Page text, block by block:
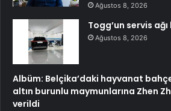
Ağustos 8, 2026
Togg’un servis
Ağustos 8, 2026
Albüm: Belçika’daki hayvanat
altın burunlu maymunlarına Zhen
verildi